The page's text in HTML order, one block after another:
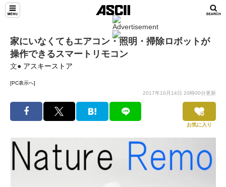
家にいなくてもエアコン・照明・掃除ロボットが
操作できるスマートリモコン
文● アスキーストア
[PC表示へ]
2017年10月14日 20時00分更新
お気に入り